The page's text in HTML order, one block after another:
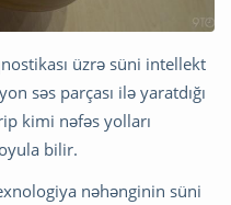
üzrə süni intellekt
səs parçası ilə yaratdığı
kimi nəfəs yolları
bilir.
nəhənginin süni